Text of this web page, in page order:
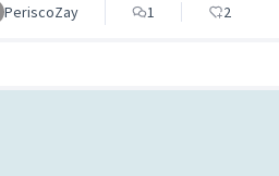
PeriscoZay 1 2